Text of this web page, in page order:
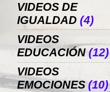
VIDEOS DE
IGUALDAD (4)
VIDEOS
EDUCACIÓN (12)
VIDEOS
EMOCIONES (10)